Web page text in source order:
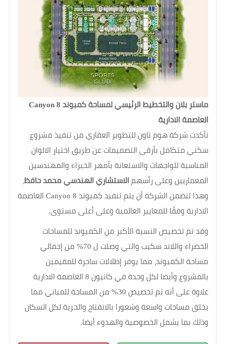
ماستر بلان والتخطيط الرئيسي لمساحة كمبوند Canyon 8
العاصمة الادارية
تأكدت شركة هوم تاون للتطوير العقاري من تنفيذ مشروع
سكني متكامل بأرقى التصميمات عن طريق اختيار الالوان
المناسبة للواجهات والاستعانة بأمهر الخبراء والمهندسين
المعماريين وعلى رأسهم الاستشاري الهندسي محمد حافظ
وهذا لتضمن الشركة أن يتم تنفيذ كمبوند Canyon 8 العاصمة
الادارية وفقًا للمعايير العالمية وعلى أعلى مستوى.
وقد تم تخصيص النسبة الأكبر من الكمبوند للمساحات
الخضراء واللاند سكيب والتي وصلت ل 70% من إجمالي
مساحة الكمبوند، مما يوفر إطلالات ساحرة للمقيمين
بالمشروع وأيضا لكل وحدة في كانيون 8 العاصمة الادارية
علاوة على أنه تم تخصيص 30% من المساحة للمباني مما
يخلق مساحات واسعة وشعورا بالانفتاح والحرية لكل السكان
وذلك بما يشمل الخصوصية والهدوء أيضا.